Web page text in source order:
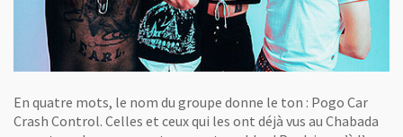
En quatre mots, le nom du groupe donne le ton : Pogo Car
Crash Control. Celles et ceux qui les ont déjà vus au Chabada